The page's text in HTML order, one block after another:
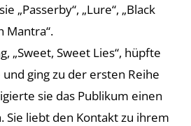
„Passerby“, „Lure“, „Black
Mantra“.
„Sweet, Sweet Lies“, hüpfte
ging zu der ersten Reihe
sie das Publikum einen
Sie liebt den Kontakt zu ihrem